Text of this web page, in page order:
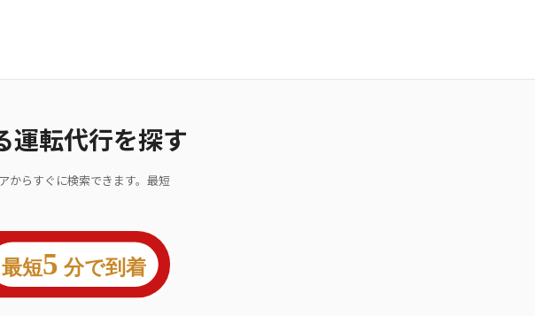
運転代行を探す
からすぐに検索できます。最短